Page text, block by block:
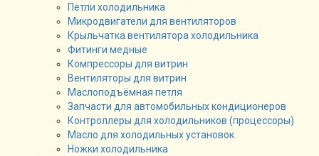
Петли холодильника
Микродвигатели для вентиляторов
Крыльчатка вентилятора холодильника
Фитинги медные
Компрессоры для витрин
Вентиляторы для витрин
Маслоподъёмная петля
Запчасти для автомобильных кондиционеров
Контроллеры для холодильников (процессоры)
Масло для холодильных установок
Ножки холодильника